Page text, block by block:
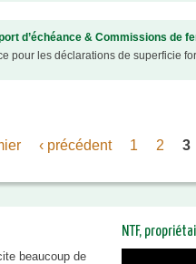
d’échéance & Commissions de
pour les déclarations de superficie
‹ précédent 1 2 3
beaucoup de
NTF,